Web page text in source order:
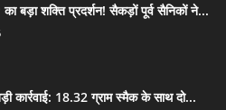
का बड़ा शक्ति प्रदर्शन! सैकड़ों पूर्व सैनिकों ने...
कार्रवाई: 18.32 ग्राम स्मैक के साथ दो...